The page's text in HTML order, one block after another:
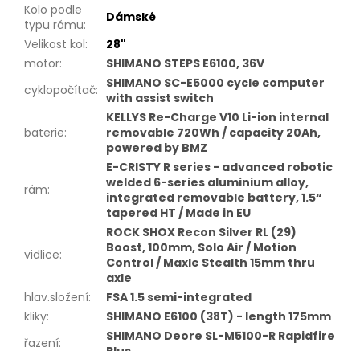
Kolo podle
typu rámu:
Dámské
Velikost kol:
28"
motor:
SHIMANO STEPS E6100, 36V
cyklopočítač: SHIMANO SC-E5000 cycle computer
with assist switch
baterie:
KELLYS Re-Charge V10 Li-ion internal
removable 720Wh / capacity 20Ah,
powered by BMZ
rám:
E-CRISTY R series - advanced robotic
welded 6-series aluminium alloy,
integrated removable battery, 1.5“
tapered HT / Made in EU
vidlice:
ROCK SHOX Recon Silver RL (29)
Boost, 100mm, Solo Air / Motion
Control / Maxle Stealth 15mm thru
axle
hlav.složení:
FSA 1.5 semi-integrated
kliky:
SHIMANO E6100 (38T) - length 175mm
řazení:
SHIMANO Deore SL-M5100-R Rapidfire